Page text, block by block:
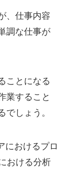
、仕事内容
調な仕事が
ことになる
業すること
でしょう。
におけるプロ
おける分析